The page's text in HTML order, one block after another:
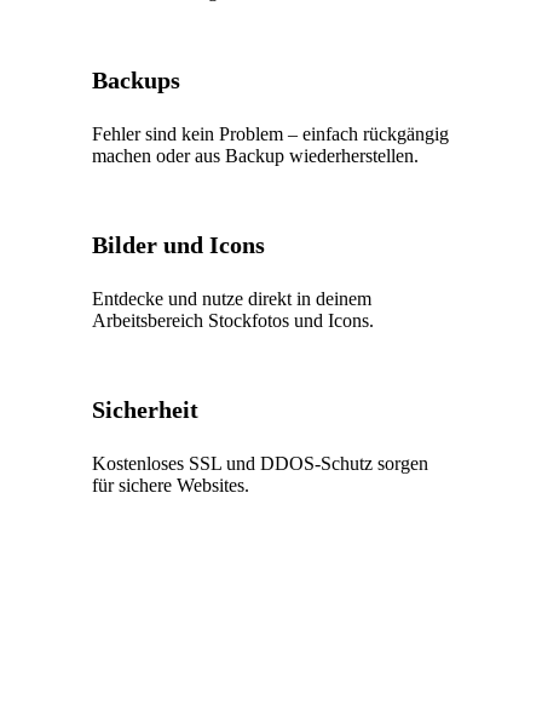
Backups
Fehler sind kein Problem – einfach rückgängig
machen oder aus Backup wiederherstellen.
Bilder und Icons
Entdecke und nutze direkt in deinem
Arbeitsbereich Stockfotos und Icons.
Sicherheit
Kostenloses SSL und DDOS-Schutz sorgen
für sichere Websites.